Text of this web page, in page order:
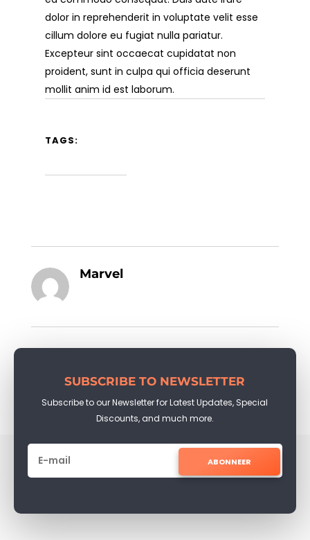
dolor in reprehenderit in voluptate velit esse
cillum dolore eu fugiat nulla pariatur.
Excepteur sint occaecat cupidatat non
proident, sunt in culpa qui officia deserunt
mollit anim id est laborum.
TAGS:
Marvel
SUBSCRIBE TO NEWSLETTER
Subscribe to our Newsletter for Latest Updates, Special
Discounts, and much more.
ABONNEER